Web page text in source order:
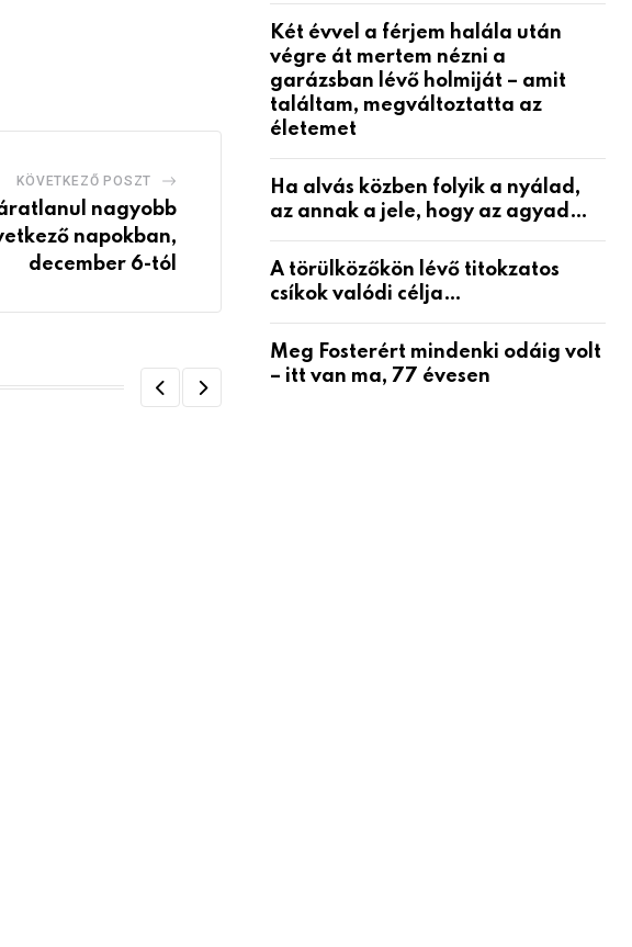
KÖVETKEZŐ POSZT
nagyobb
napokban,
december 6-tól
Két évvel a férjem halála után
végre át mertem nézni a
garázsban lévő holmiját – amit
találtam, megváltoztatta az
életemet
Ha alvás közben folyik a nyálad,
az annak a jele, hogy az agyad…
A törülközőkön lévő titokzatos
csíkok valódi célja…
Meg Fosterért mindenki odáig volt
– itt van ma, 77 évesen